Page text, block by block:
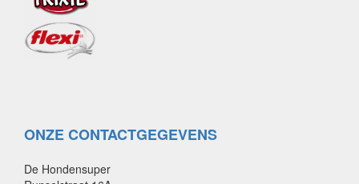
ONZE CONTACTGEGEVENS
De Hondensuper